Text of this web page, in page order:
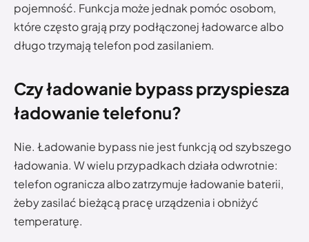
pojemność. Funkcja może jednak pomóc osobom,
które często grają przy podłączonej ładowarce albo
długo trzymają telefon pod zasilaniem.
Czy ładowanie bypass przyspiesza
ładowanie telefonu?
Nie. Ładowanie bypass nie jest funkcją od szybszego
ładowania. W wielu przypadkach działa odwrotnie:
telefon ogranicza albo zatrzymuje ładowanie baterii,
żeby zasilać bieżącą pracę urządzenia i obniżyć
temperaturę.